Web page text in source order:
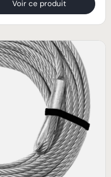
Voir ce produit